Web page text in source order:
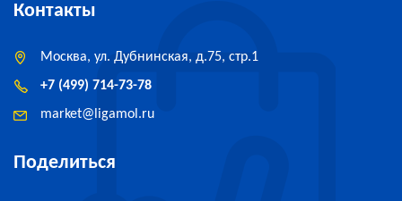
Поделиться
Контакты
Москва, ул. Дубнинская, д.75, стр.1
+7 (499) 714-73-78
market@ ligamol.ru